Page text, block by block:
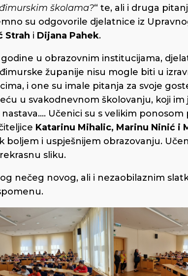
školama?“ te, ali i druga
su odgovorile djelatnice iz
Strah i Dijana Pahek.
u obrazovnim institucijama,
županije nisu mogle biti u
i one su imale pitanja za svoje
u svakodnevnom školovanju, koji im
Učenici su s velikim ponosom
Katarinu Mihalic, Marinu Ninić i
boljem i uspješnijem obrazovanju.
sliku.
nečeg novog, ali i nezaobilaznim